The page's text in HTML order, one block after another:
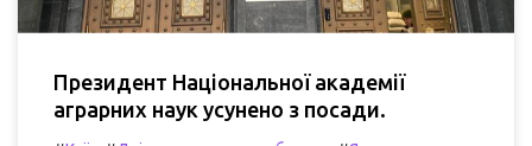
Президент Національної академії
аграрних наук усунено з посади.